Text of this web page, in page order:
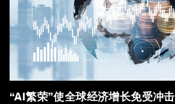
“AI繁荣”使全球经济增长免受冲击